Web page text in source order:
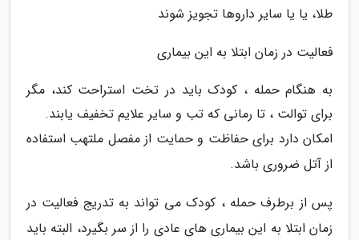
طلا، یا یا سایر داروها تجویز شوند
فعالیت در زمان ابتلا به این بیماری
به هنگام حمله ، کودک باید در تخت استراحت کند، مگر
برای توالت ، تا رمانی که تب و سایر علایم تخفیف یابند.
امکان دارد برای حفاظت و حمایت از مفصل ملتهب استفاده
از آتل ضروری باشد.
پس از برطرف حمله ، کودک می تواند به تدریج فعالیت در
زمان ابتلا به این بیماری های عادی را از سر بگیرد، البته باید